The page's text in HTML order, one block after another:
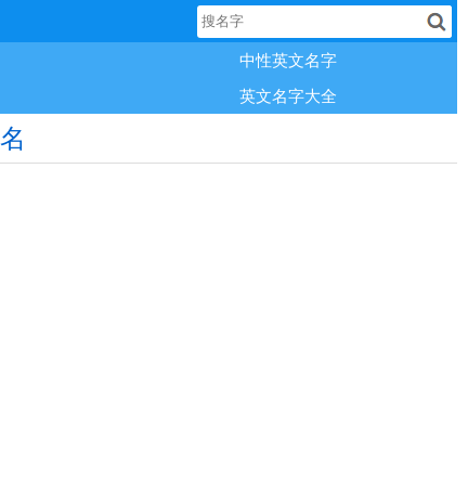
中性英文名字
英文名字大全